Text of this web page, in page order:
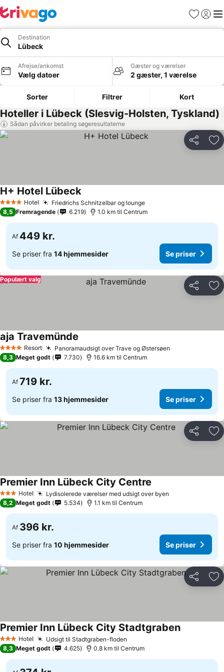
Favoritter
Log ind
Destination
Lübeck
Afrejse/ankomst
Vælg datoer
Gæster og værelser
2 gæster, 1 værelse
Sorter Filtrer Kort
Hoteller i Lübeck (Slesvig-Holsten, Tyskland)
Sådan påvirker betaling søgeresultaterne
Del
4 StjernerHotel Friedrichs Schnitzelbar og lounge
H+ Hotel Lübeck
8,5 Fremragende 6.219 1.0 km til Centrum
Af 449 kr.
Se priser fra 14 hjemmesider Se priser
Del
Populært valg
4 StjernerResort Panoramaudsigt over Trave og Østersøen
aja Travemünde
8,3 Meget godt 7.730 16.6 km til Centrum
Af 719 kr.
Se priser fra 13 hjemmesider Se priser
Del
3 StjernerHotel Lydisolerede værelser med udsigt over byen
Premier Inn Lübeck City Centre
8,2 Meget godt 5.534 1.1 km til Centrum
Af 396 kr.
Se priser fra 10 hjemmesider Se priser
Del
3 StjernerHotel Udsigt til Stadtgraben-floden
Premier Inn Lübeck City Stadtgraben
8,3 Meget godt 4.625 0.8 km til Centrum